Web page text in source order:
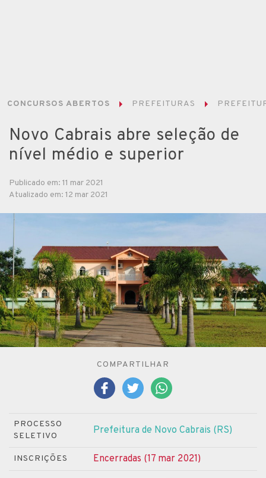
CONCURSOS ABERTOS PREFEITURAS
Novo Cabrais abre seleção de
nível médio e superior
Publicado em: 11 mar 2021
Atualizado em: 12 mar 2021
COMPARTILHAR
PROCESSO
SELETIVO
Prefeitura de Novo Cabrais (RS)
INSCRIÇÕES Encerradas (17 mar 2021)